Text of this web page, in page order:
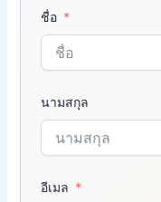
ชื่อ
นามสกุล
อีเมล